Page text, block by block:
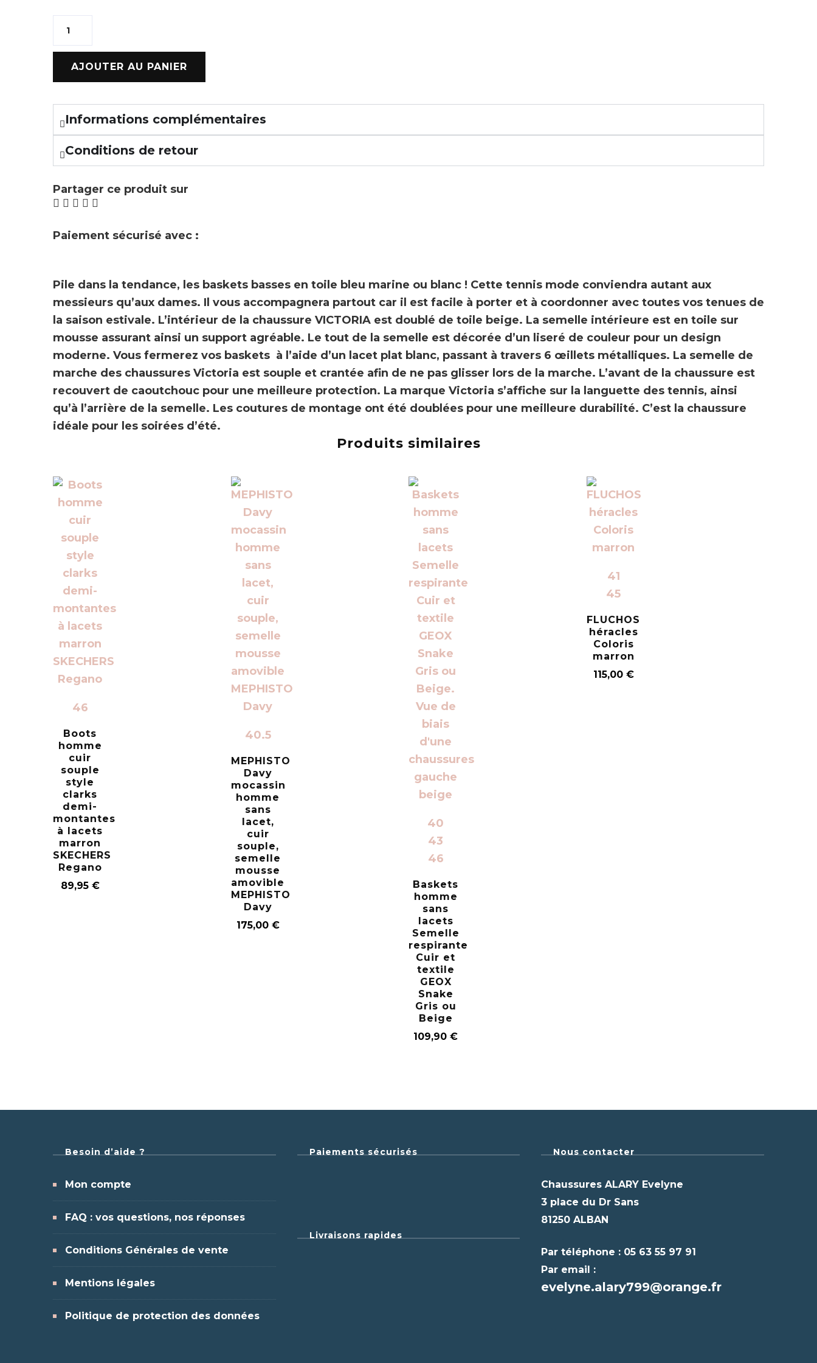
AJOUTER AU PANIER
Informations complémentaires
Conditions de retour
Partager ce produit sur
Paiement sécurisé avec :
Pile dans la tendance, les baskets basses en toile bleu marine ou blanc ! Cette tennis mode conviendra autant aux
messieurs qu’aux dames. Il vous accompagnera partout car il est facile à porter et à coordonner avec toutes vos tenues de
la saison estivale. L’intérieur de la chaussure VICTORIA est doublé de toile beige. La semelle intérieure est en toile sur
mousse assurant ainsi un support agréable. Le tout de la semelle est décorée d’un liseré de couleur pour un design
moderne. Vous fermerez vos baskets à l’aide d’un lacet plat blanc, passant à travers 6 œillets métalliques. La semelle de
marche des chaussures Victoria est souple et crantée afin de ne pas glisser lors de la marche. L’avant de la chaussure est
recouvert de caoutchouc pour une meilleure protection. La marque Victoria s’affiche sur la languette des tennis, ainsi
qu’à l’arrière de la semelle. Les coutures de montage ont été doublées pour une meilleure durabilité. C’est la chaussure
idéale pour les soirées d’été.
Produits similaires
46
Boots
homme
cuir
souple
style
clarks
demi-
montantes
à lacets
marron
SKECHERS
Regano
89,95 €
40.5
MEPHISTO
Davy
mocassin
homme
sans
lacet,
cuir
souple,
semelle
mousse
amovible
MEPHISTO
Davy
175,00 €
40
43
46
Baskets
homme
sans
lacets
Semelle
respirante
Cuir et
textile
GEOX
Snake
Gris ou
Beige
109,90€
41
45
FLUCHOS
héracles
Coloris
marron
115,00 €
Besoin d’aide ?
Mon compte
FAQ : vos questions, nos réponses
Conditions Générales de vente
Mentions légales
Politique de protection des données
Paiements sécurisés
Livraisons rapides
Nous contacter
Chaussures ALARY Evelyne
3 place du Dr Sans
81250 ALBAN
Par téléphone : 05 63 55 97 91
Par email :
evelyne.alary799@orange.fr